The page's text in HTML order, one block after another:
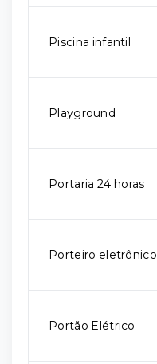
Piscina infantil
Playground
Portaria 24 horas
Porteiro eletrônico
Portão Elétrico